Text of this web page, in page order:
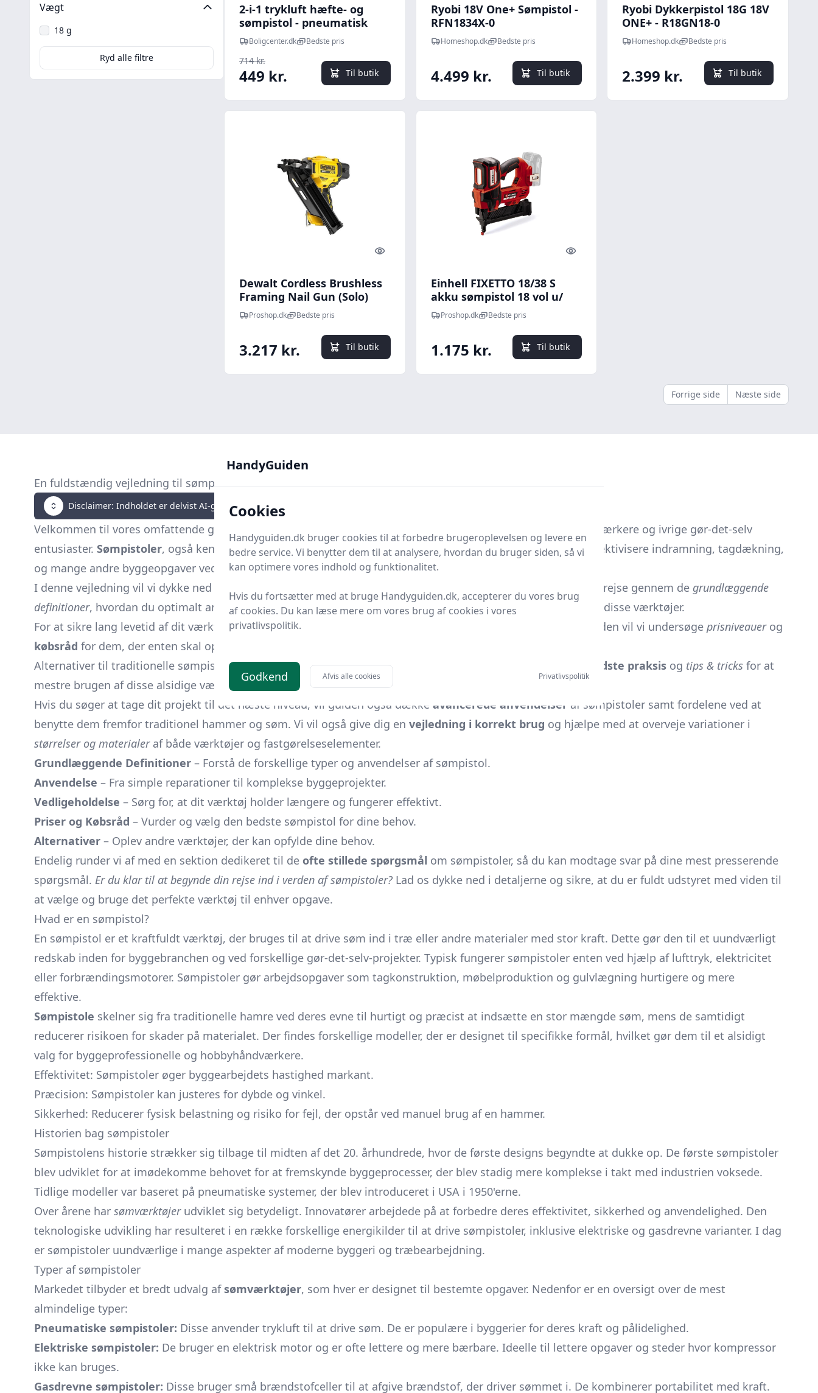
Vægt
18 g
Ryd alle filtre
2-i-1 trykluft hæfte- og
sømpistol - pneumatisk
kombipistol 10-50 mm
Boligcenter.dk Bedste pris
714 kr.
449 kr. Til butik
Ryobi 18V One+ Sømpistol -
RFN1834X-0
Homeshop.dk Bedste pris
4.499 kr. Til butik
Ryobi Dykkerpistol 18G 18V
ONE+ - R18GN18-0
Homeshop.dk Bedste pris
2.399 kr. Til butik
Quick look
Dewalt Cordless Brushless
Framing Nail Gun (Solo)
Proshop.dk Bedste pris
3.217 kr. Til butik
Quick look
Einhell FIXETTO 18/38 S
akku sømpistol 18 vol u/
batteri og lader
Proshop.dk Bedste pris
1.175 kr. Til butik
Forrige side Næste side
En fuldstændig vejledning til sømpistoler
Disclaimer: Indholdet er delvist AI-genereret. Klik her for flere detaljer
Velkommen til vores omfattende guide om sømpistoler, et uundværligt værktøj for både professionelle håndværkere og ivrige gør-det-selv
entusiaster. Sømpistoler, også kendt sompneumatiske hæftemaskiner ellersømklammere, er designet til at effektivisere indramning, tagdækning,
og mange andre byggeopgaver ved hurtigt at affyre søm i materialer som træ og metal.
I denne vejledning vil vi dykke ned i alt, hvad der er værd at vide om
. Vi vil tage dig med på en rejse gennem de grundlæggende
definitioner, hvordan du optimalt anvender sømpistoler, samt de mest almindelige fejl og ulemper ved brug af disse værktøjer.
For at sikre lang levetid af dit værktøj, vil vi præsentere dig for nødvendige
. Desuden vil vi undersøge prisniveauerog
købsråd for dem, der enten skal opgradere eller købe deres første sømpistol.
Alternativer til traditionelle sømpistoler findes der også, og vi vil udforske de bedste
bedste praksis og tips & tricks for at
mestre brugen af disse alsidige værktøjer.
Hvis du søger at tage dit projekt til det næste niveau, vil guiden også dække avancerede anvendelser af sømpistoler samt fordelene ved at
benytte dem fremfor traditionel hammer og søm. Vi vil også give dig en vejledning i korrekt brug og hjælpe med at overveje variationer i
størrelser og materialeraf både værktøjer og fastgørelseselementer.
Grundlæggende Definitioner – Forstå de forskellige typer og anvendelser af sømpistol.
Anvendelse – Fra simple reparationer til komplekse byggeprojekter.
Vedligeholdelse – Sørg for, at dit værktøj holder længere og fungerer effektivt.
Priser og Købsråd – Vurder og vælg den bedste sømpistol for dine behov.
Alternativer – Oplev andre værktøjer, der kan opfylde dine behov.
Endelig runder vi af med en sektion dedikeret til de ofte stillede spørgsmål om sømpistoler, så du kan modtage svar på dine mest presserende
spørgsmål. Er du klar til at begynde din rejse ind i verden af sømpistoler? Lad os dykke ned i detaljerne og sikre, at du er fuldt udstyret med viden til
at vælge og bruge det perfekte værktøj til enhver opgave.
Hvad er en sømpistol?
En sømpistol er et kraftfuldt værktøj, der bruges til at drive søm ind i træ eller andre materialer med stor kraft. Dette gør den til et uundværligt
redskab inden for byggebranchen og ved forskellige gør-det-selv-projekter. Typisk fungerer sømpistoler enten ved hjælp af lufttryk, elektricitet
eller forbrændingsmotorer. Sømpistoler gør arbejdsopgaver som tagkonstruktion, møbelproduktion og gulvlægning hurtigere og mere
effektive.
Sømpistole skelner sig fra traditionelle hamre ved deres evne til hurtigt og præcist at indsætte en stor mængde søm, mens de samtidigt
reducerer risikoen for skader på materialet. Der findes forskellige modeller, der er designet til specifikke formål, hvilket gør dem til et alsidigt
valg for byggeprofessionelle og hobbyhåndværkere.
Effektivitet: Sømpistoler øger byggearbejdets hastighed markant.
Præcision: Sømpistoler kan justeres for dybde og vinkel.
Sikkerhed: Reducerer fysisk belastning og risiko for fejl, der opstår ved manuel brug af en hammer.
Historien bag sømpistoler
Sømpistolens historie strækker sig tilbage til midten af det 20. århundrede, hvor de første designs begyndte at dukke op. De første sømpistoler
blev udviklet for at imødekomme behovet for at fremskynde byggeprocesser, der blev stadig mere komplekse i takt med industrien voksede.
Tidlige modeller var baseret på pneumatiske systemer, der blev introduceret i USA i 1950'erne.
Over årene har sømværktøjerudviklet sig betydeligt. Innovatører arbejdede på at forbedre deres effektivitet, sikkerhed og anvendelighed. Den
teknologiske udvikling har resulteret i en række forskellige energikilder til at drive sømpistoler, inklusive elektriske og gasdrevne varianter. I dag
er sømpistoler uundværlige i mange aspekter af moderne byggeri og træbearbejdning.
Typer af sømpistoler
Markedet tilbyder et bredt udvalg afsømværktøjer, som hver er designet til bestemte opgaver. Nedenfor er en oversigt over de mest
almindelige typer:
Pneumatiske sømpistoler: Disse anvender trykluft til at drive søm. De er populære i byggerier for deres kraft og pålidelighed.
Elektriske sømpistoler: De bruger en elektrisk motor og er ofte lettere og mere bærbare. Ideelle til lettere opgaver og steder hvor kompressor
ikke kan bruges.
Gasdrevne sømpistoler: Disse bruger små brændstofceller til at afgive brændstof, der driver sømmet i. De kombinerer portabilitet med kraft.
HandyGuiden
Cookies
Handyguiden.dk bruger cookies til at forbedre brugeroplevelsen og levere en
bedre service. Vi benytter dem til at analysere, hvordan du bruger siden, så vi
kan optimere vores indhold og funktionalitet.
Hvis du fortsætter med at bruge Handyguiden.dk, accepterer du vores brug
af cookies. Du kan læse mere om vores brug af cookies i vores
privatlivspolitik.
Godkend Afvis alle cookies Privatlivspolitik